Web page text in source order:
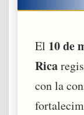
El 10 de
Rica
con la